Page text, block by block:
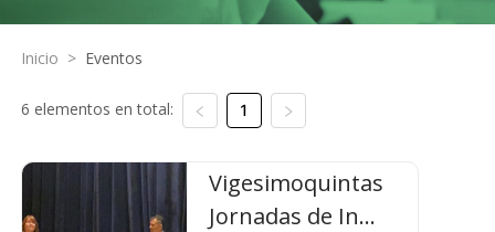
Inicio > Eventos
6 elementos en total: 1
Vigesimoquintas
Jornadas de In...